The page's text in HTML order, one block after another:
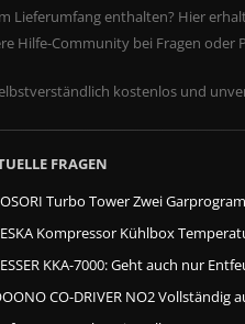
enthalten? Hier
Hilfe-Community bei Fragen oder
kostenlos und
FRAGEN
Turbo Tower Zwei
Kompressor Kühlbox
KKA-7000: Geht auch nur
CO-DRIVER NO2 Vollständig